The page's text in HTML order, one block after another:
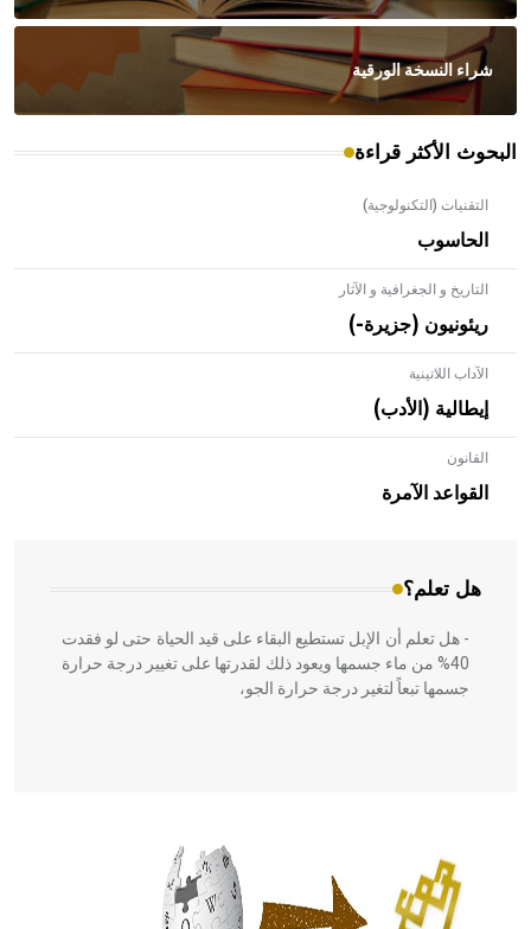
شراء النسخة الورقية
البحوث الأكثر قراءة
التقنيات (التكنولوجية)
الحاسوب
التاريخ و الجغرافية و الآثار
ريئونيون (جزيرة-)
الآداب اللاتينية
إيطالية (الأدب)
القانون
القواعد الآمرة
هل تعلم؟
- هل تعلم أن الأبلق نوع من الفنون الهندسية التي ارتبطت
بالعمارة الإسلامية في بلاد الشام ومصر خاصة، حيث يحرص
المعمار على بناء مداميكه وخاصة في الواجهات
- هل تعلم أن الإبل تستطيع البقاء على قيد الحياة حتى لو فقدت
40% من ماء جسمها ويعود ذلك لقدرتها على تغيير درجة حرارة
جسمها تبعاً لتغير درجة حرارة الجو،
الحكم، الأدلة، تنظيم التغذية، ورسالته في جروح الرأس. ويعود
له الفضل بأنه حرر الطب من الدين والفلسفة.